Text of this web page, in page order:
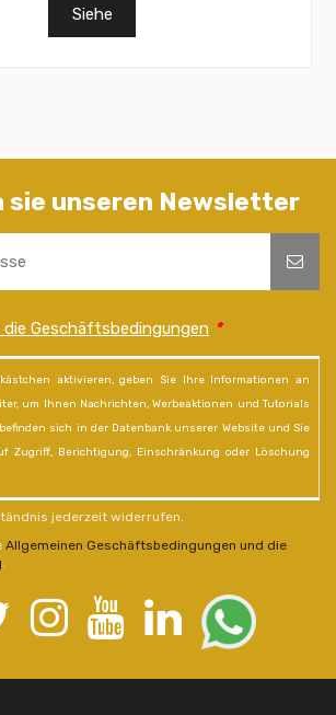
Siehe
sie unseren Newsletter
die Geschäftsbedingungen *
aktivieren, geben Sie Ihre Informationen an
um Ihnen Nachrichten, Werbeaktionen und Tutorials
sich in der Datenbank unserer Website und Sie
Zugriff, Berichtigung, Einschränkung oder Löschung
jederzeit widerrufen.
Allgemeinen Geschäftsbedingungen und die